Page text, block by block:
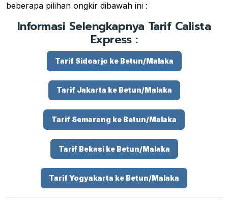
beberapa pilihan ongkir dibawah ini :
Informasi Selengkapnya Tarif Calista
Express :
Tarif Sidoarjo ke Betun/Malaka
Tarif Jakarta ke Betun/Malaka
Tarif Semarang ke Betun/Malaka
Tarif Bekasi ke Betun/Malaka
Tarif Yogyakarta ke Betun/Malaka